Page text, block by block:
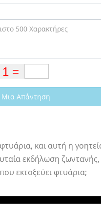
Μια Απάντηση
και αυτή η
εκδήλωση
εκτοξεύει φτυάρια;